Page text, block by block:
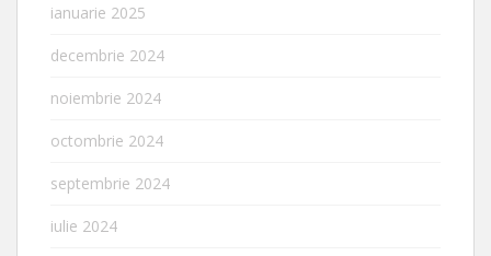
ianuarie 2025
decembrie 2024
noiembrie 2024
octombrie 2024
septembrie 2024
iulie 2024